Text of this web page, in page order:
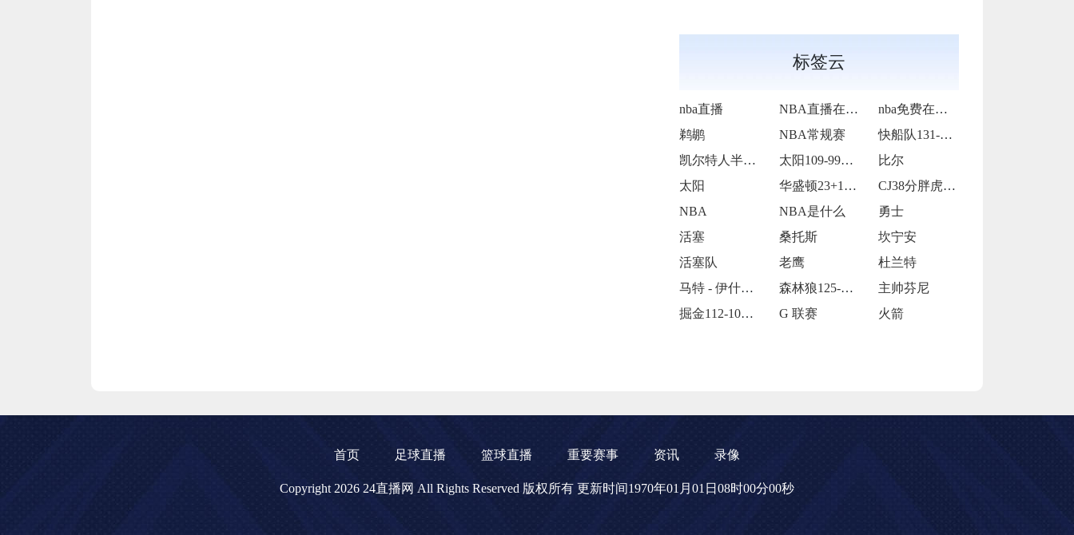
标签云
nba直播 NBA直播在线观看
nba免费在线高清直播
鹈鹕
NBA常规赛
快船队131-105战胜老鹰队
凯尔特人半场65-55领先雷霆
太阳109-99力克76人
比尔
太阳
华盛顿23+14莱夫利21+15 独行侠
CJ38分胖虎被禁赛 鹈鹕123-115
NBA
NBA是什么
勇士
活塞
桑托斯
坎宁安
活塞队
老鹰
杜兰特
马特 - 伊什比亚
森林狼125-127不敌灰熊
主帅芬尼
掘金112-101击败独行侠
G 联赛 火箭
首页 足球直播 篮球直播 重要赛事 资讯 录像
Copyright 2026 24直播网 All Rights Reserved 版权所有 更新时间1970年01月01日08时00分00秒